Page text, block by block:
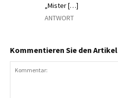
„Mister […]
ANTWORT
Kommentieren Sie den Artikel